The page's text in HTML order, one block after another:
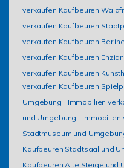
verkaufen Kaufbeuren
verkaufen Kaufbeuren
verkaufen Kaufbeuren
verkaufen Kaufbeuren
verkaufen Kaufbeuren
verkaufen Kaufbeuren
Umgebung
Immobilien
und Umgebung
Immobilien
Stadtmuseum und
Kaufbeuren Stadtsaal und
Kaufbeuren Alte Steige und